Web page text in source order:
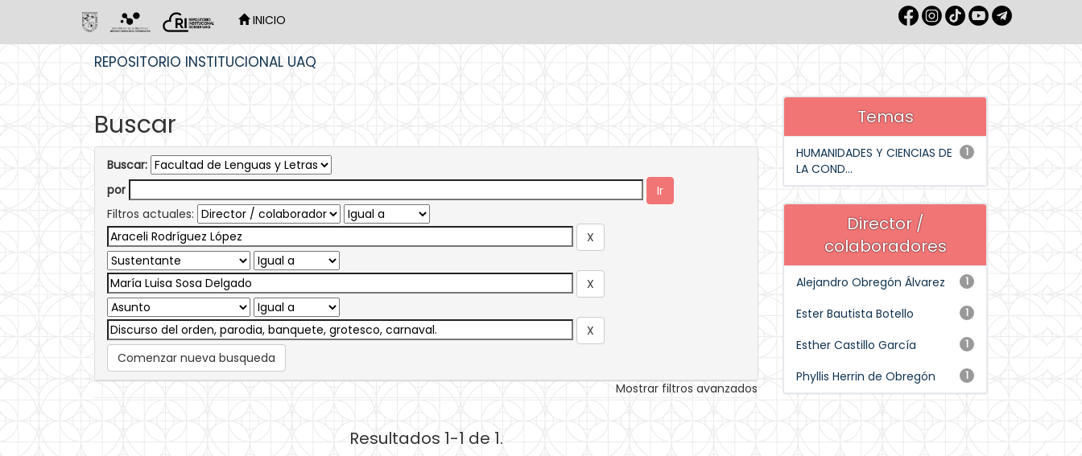
INICIO
REPOSITORIO INSTITUCIONAL UAQ
Buscar
Buscar:
por
Filtros actuales:
Comenzar nueva busqueda
Mostrar filtros avanzados
Resultados 1-1 de 1.
Temas
1
HUMANIDADES Y CIENCIAS DE
LA COND...
Director /
colaboradores
1
Alejandro Obregón Álvarez
1
Ester Bautista Botello
1
Esther Castillo García
1
Phyllis Herrin de Obregón